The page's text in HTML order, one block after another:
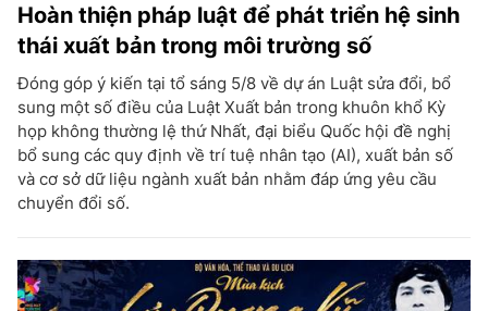
Hoàn thiện pháp luật để phát triển hệ sinh
thái xuất bản trong môi trường số
Đóng góp ý kiến tại tổ sáng 5/8 về dự án Luật sửa đổi, bổ
sung một số điều của Luật Xuất bản trong khuôn khổ Kỳ
họp không thường lệ thứ Nhất, đại biểu Quốc hội đề nghị
bổ sung các quy định về trí tuệ nhân tạo (AI), xuất bản số
và cơ sở dữ liệu ngành xuất bản nhằm đáp ứng yêu cầu
chuyển đổi số.